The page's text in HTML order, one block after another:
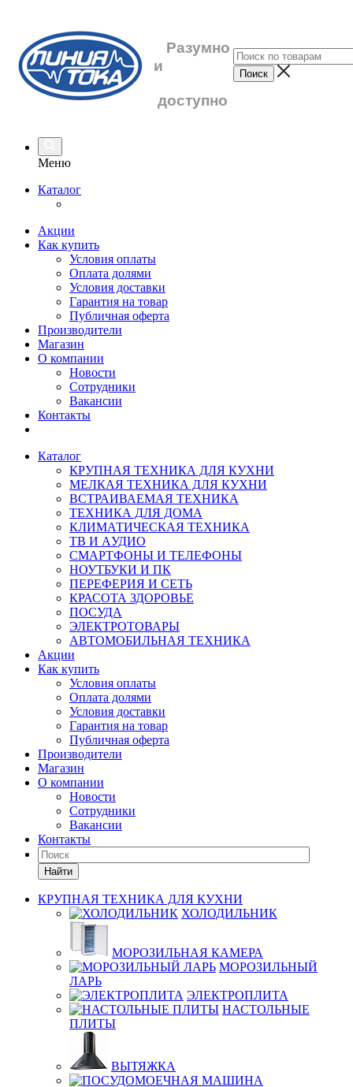
Разумно
и
доступно
Меню
Каталог
Акции
Как купить
Условия оплаты
Оплата долями
Условия доставки
Гарантия на товар
Публичная оферта
Производители
Магазин
О компании
Новости
Сотрудники
Вакансии
Контакты
Каталог
КРУПНАЯ ТЕХНИКА ДЛЯ КУХНИ
МЕЛКАЯ ТЕХНИКА ДЛЯ КУХНИ
ВСТРАИВАЕМАЯ ТЕХНИКА
ТЕХНИКА ДЛЯ ДОМА
КЛИМАТИЧЕСКАЯ ТЕХНИКА
ТВ И AУДИО
СМАРТФОНЫ И ТЕЛЕФОНЫ
НОУТБУКИ И ПК
ПЕРЕФЕРИЯ И СЕТЬ
КРАСОТА ЗДОРОВЬЕ
ПОСУДА
ЭЛЕКТРОТОВАРЫ
АВТОМОБИЛЬНАЯ ТЕХНИКА
Акции
Как купить
Условия оплаты
Оплата долями
Условия доставки
Гарантия на товар
Публичная оферта
Производители
Магазин
О компании
Новости
Сотрудники
Вакансии
Контакты
Найти
КРУПНАЯ ТЕХНИКА ДЛЯ КУХНИ
ХОЛОДИЛЬНИК
МОРОЗИЛЬНАЯ КАМЕРА
МОРОЗИЛЬНЫЙ
ЛАРЬ
ЭЛЕКТРОПЛИТА
НАСТОЛЬНЫЕ
ПЛИТЫ
ВЫТЯЖКА